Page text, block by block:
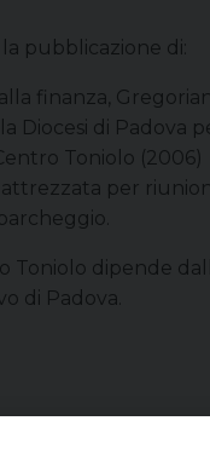
pubblicazione di:
finanza,
Diocesi di Padova
Toniolo (2006)
per
dipende
di Padova.